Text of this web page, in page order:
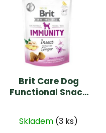
Brit Care Dog
Functional Snack
150g
Skladem (3 ks)